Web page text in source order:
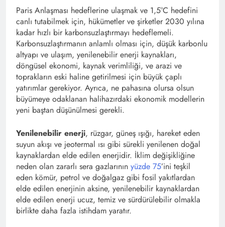
Paris Anlaşması hedeflerine ulaşmak ve 1,5°C hedefini
canlı tutabilmek için, hükümetler ve şirketler 2030 yılına
kadar hızlı bir karbonsuzlaştırmayı hedeflemeli.
Karbonsuzlaştırmanın anlamlı olması için, düşük karbonlu
altyapı ve ulaşım, yenilenebilir enerji kaynakları,
döngüsel ekonomi, kaynak verimliliği, ve arazi ve
toprakların eski haline getirilmesi için büyük çaplı
yatırımlar gerekiyor. Ayrıca, ne pahasına olursa olsun
büyümeye odaklanan halihazırdaki ekonomik modellerin
yeni baştan düşünülmesi gerekli.
Yenilenebilir enerji, rüzgar, güneş ışığı, hareket eden
suyun akışı ve jeotermal ısı gibi sürekli yenilenen doğal
kaynaklardan elde edilen enerjidir. İklim değişikliğine
neden olan zararlı sera gazlarının yüzde 75’ini teşkil
eden kömür, petrol ve doğalgaz gibi fosil yakıtlardan
elde edilen enerjinin aksine, yenilenebilir kaynaklardan
elde edilen enerji ucuz, temiz ve sürdürülebilir olmakla
birlikte daha fazla istihdam yaratır.